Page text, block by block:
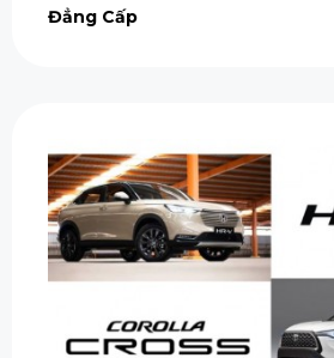
Đẳng Cấp